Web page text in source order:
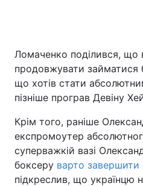
Ломаченко поділився, що
продовжувати займатися
що хотів стати
пізніше програв Девіну
Крім того, раніше
експромоутер
суперважкій вазі
боксеру варто
підкреслив, що українцю